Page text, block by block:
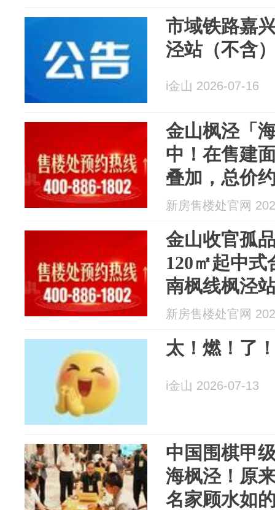
市域铁路嘉
泾站（不含
i金山 2026-07-16
金山枫泾「
中！​在售建
叠加，总价
新房售楼处官网
金山收官孤
120㎡起中
南枫线枫泾
新房售楼处官网
太！燃！了
i金山 2026-07-13
中国围棋甲
海枫泾！原
名家顾水如